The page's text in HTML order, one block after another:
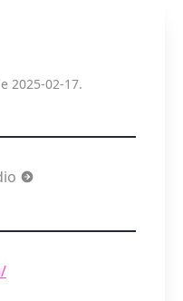
2025-02-17.